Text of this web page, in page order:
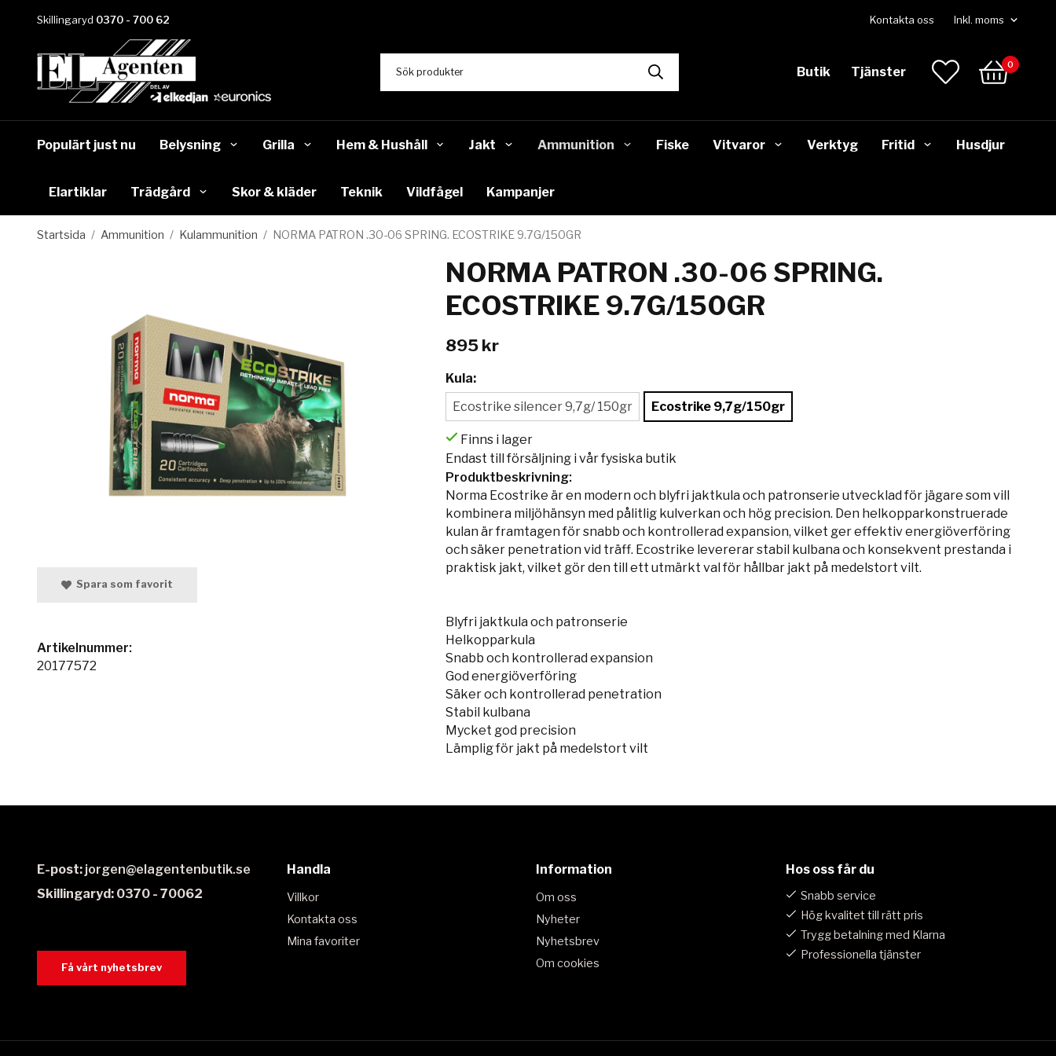
Skillingaryd 0370 - 700 62 Kontakta oss
Butik Tjänster
0
Populärt just nu Belysning Grilla Hem & Hushåll Jakt Ammunition Fiske Vitvaror Verktyg Fritid Husdjur
Elartiklar Trädgård Skor & kläder Teknik Vildfågel Kampanjer
Startsida / Ammunition / Kulammunition / NORMA PATRON .30-06 SPRING. ECOSTRIKE 9.7G/150GR
NORMA PATRON .30-06 SPRING.
ECOSTRIKE 9.7G/150GR
895 kr
Kula:
Ecostrike silencer 9,7g/ 150gr
Ecostrike 9,7g/150gr
Finns i lager
Endast till försäljning i vår fysiska butik
Produktbeskrivning:
Norma Ecostrike är en modern och blyfri jaktkula och patronserie utvecklad för jägare som vill
kombinera miljöhänsyn med pålitlig kulverkan och hög precision. Den helkopparkonstruerade
kulan är framtagen för snabb och kontrollerad expansion, vilket ger effektiv energiöverföring
och säker penetration vid träff. Ecostrike levererar stabil kulbana och konsekvent prestanda i
praktisk jakt, vilket gör den till ett utmärkt val för hållbar jakt på medelstort vilt.
Blyfri jaktkula och patronserie
Helkopparkula
Snabb och kontrollerad expansion
God energiöverföring
Säker och kontrollerad penetration
Stabil kulbana
Mycket god precision
Lämplig för jakt på medelstort vilt
Spara som favorit
Artikelnummer:
20177572
E-post: jorgen@elagentenbutik.se
Skillingaryd: 0370 - 70062
Få vårt nyhetsbrev
Handla
Villkor
Kontakta oss
Mina favoriter
Information
Om oss
Nyheter
Nyhetsbrev
Om cookies
Hos oss får du
Snabb service
Hög kvalitet till rätt pris
Trygg betalning med Klarna
Professionella tjänster